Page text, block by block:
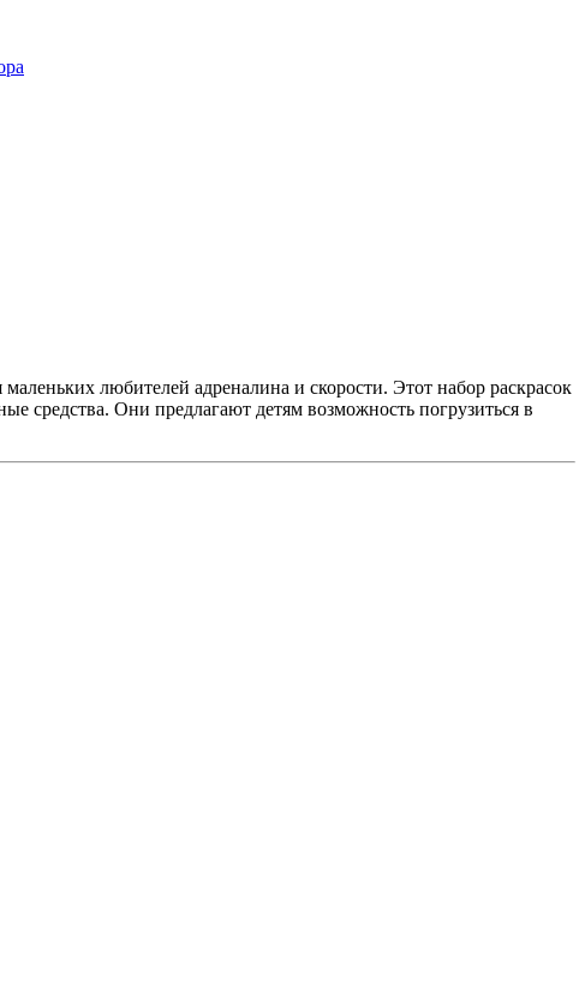
любителей адреналина и скорости. Этот набор раскрасок
средства. Они предлагают детям возможность погрузиться в